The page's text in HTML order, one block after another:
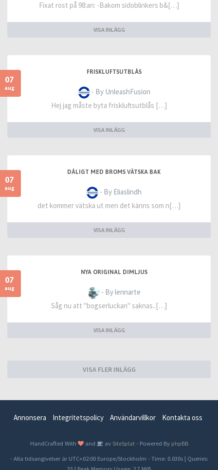
Fixat rost på 98:an: -Bakom sidoblinkers b&[…]
VISA INLÄGG
07
aug
FRISKLUFTSUTBLÅS
- By UnleashFusion
Hej jag måste byta friskluftsutblås […]
VISA INLÄGG
07
aug
DÅLIGT MED BROMS VÄTSKA BAK
- By Eliaslindh
det kommer vätska ut men det känns som n[…]
VISA INLÄGG
07
aug
NYA ORIGINAL DIMLJUS
- By lennarte
Såg nu att "bogserluckan" saknas..[…]
VISA INLÄGG
VISA FLER INLÄGG
Annonsera Integritetspolicy Användarvillkor Kontakta oss
HandCrafted With and avSiteSplat- Powered By phpBB
- Alla tidsangivelser är UTC+02:00 Europe/Stockholm - Time: 0.030s| Queries: